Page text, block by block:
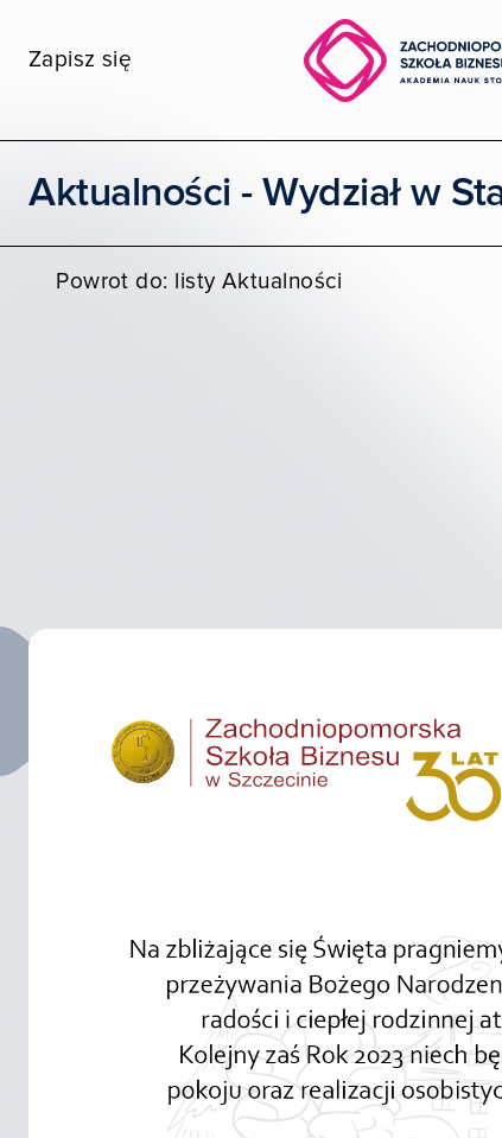
Zapisz się
POZNAJ ZPSB
Aktualności - Wydział w
Powrot do: listy Aktualności